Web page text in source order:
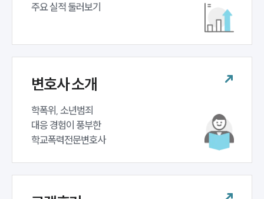
주요 실적 둘러보기
변호사 소개
학폭위, 소년범죄
대응 경험이 풍부한
학교폭력전문변호사